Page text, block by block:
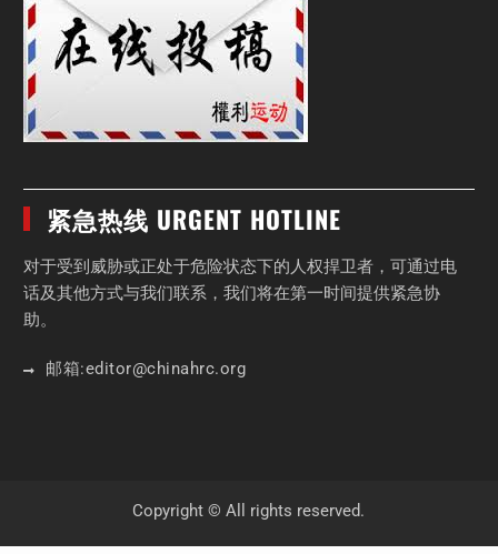
紧急热线 URGENT HOTLINE
对于受到威胁或正处于危险状态下的人权捍卫者，可通过电
话及其他方式与我们联系，我们将在第一时间提供紧急协
助。
邮箱:editor@chinahrc.org
Copyright © All rights reserved.